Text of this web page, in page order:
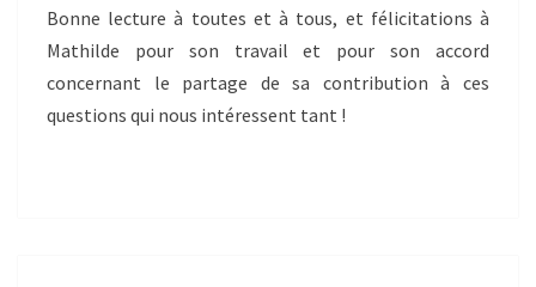
FACE
AU
CHANGEMENT
CLIMATIQUE,
Bonne lecture à toutes et à tous, et félicitations à
Mathilde pour son travail et pour son accord
concernant le partage de sa contribution à ces
questions qui nous intéressent tant !